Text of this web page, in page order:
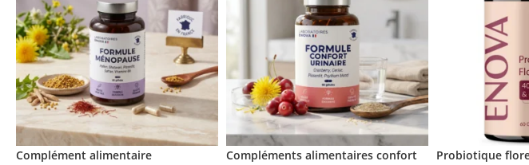
Complément alimentaire
Compléments alimentaires confort
Probiotique